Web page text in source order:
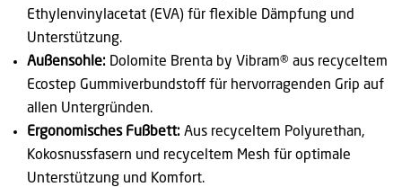
Ethylenvinylacetat (EVA) für flexible Dämpfung und
Unterstützung.
Außensohle: Dolomite Brenta by Vibram® aus recyceltem
Ecostep Gummiverbundstoff für hervorragenden Grip auf
allen Untergründen.
Ergonomisches Fußbett: Aus recyceltem Polyurethan,
Kokosnussfasern und recyceltem Mesh für optimale
Unterstützung und Komfort.